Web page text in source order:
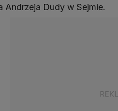
Andrzeja Dudy w Sejmie.